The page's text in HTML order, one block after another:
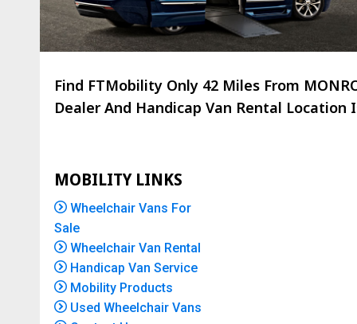
Find FTMobility Only 42 Miles From
Dealer And Handicap Van Rental Location
MOBILITY LINKS
Wheelchair Vans For
Sale
Wheelchair Van Rental
Handicap Van Service
Mobility Products
Used Wheelchair Vans